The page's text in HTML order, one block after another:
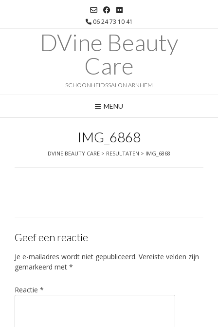
06 24 73 10 41
DVine Beauty
Care
SCHOONHEIDSSALON ARNHEM
MENU
IMG_6868
DVINE BEAUTY CARE > RESULTATEN > IMG_6868
Geef een reactie
Je e-mailadres wordt niet gepubliceerd. Vereiste velden zijn
gemarkeerd met *
Reactie *